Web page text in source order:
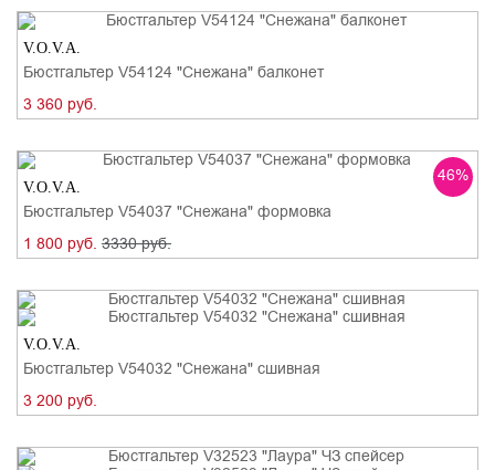
V.O.V.A.
Бюстгальтер V54124 "Снежана" балконет
3 360 руб.
46%
V.O.V.A.
Бюстгальтер V54037 "Снежана" формовка
1 800 руб. 3330 руб.
V.O.V.A.
Бюстгальтер V54032 "Снежана" сшивная
3 200 руб.